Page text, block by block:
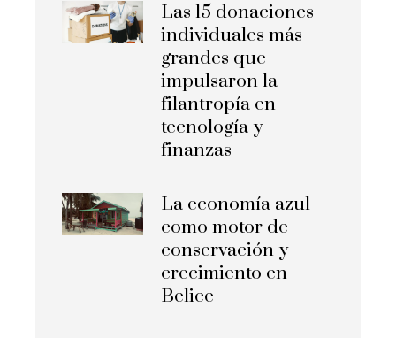
Las 15 donaciones
individuales más
grandes que
impulsaron la
filantropía en
tecnología y
finanzas
La economía azul
como motor de
conservación y
crecimiento en
Belice